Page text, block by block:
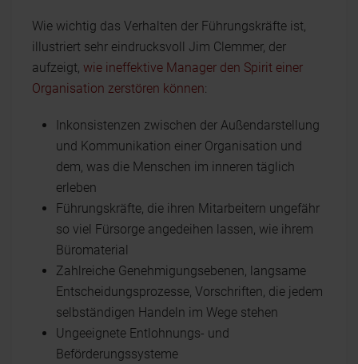
Wie wichtig das Verhalten der Führungskräfte ist,
illustriert sehr eindrucksvoll Jim Clemmer, der
aufzeigt, wie ineffektive Manager den Spirit einer
Organisation zerstören können:
Inkonsistenzen zwischen der Außendarstellung
und Kommunikation einer Organisation und
dem, was die Menschen im inneren täglich
erleben
Führungskräfte, die ihren Mitarbeitern ungefähr
so viel Fürsorge angedeihen lassen, wie ihrem
Büromaterial
Zahlreiche Genehmigungsebenen, langsame
Entscheidungsprozesse, Vorschriften, die jedem
selbständigen Handeln im Wege stehen
Ungeeignete Entlohnungs- und
Beförderungssysteme